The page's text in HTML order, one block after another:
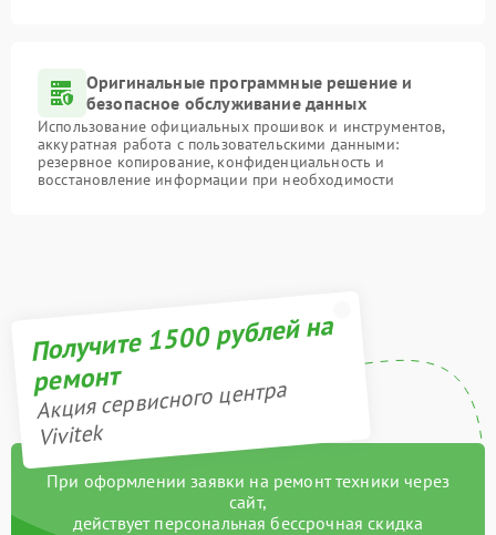
Оригинальные программные решение и
безопасное обслуживание данных
Использование официальных прошивок и инструментов,
аккуратная работа с пользовательскими данными:
резервное копирование, конфиденциальность и
восстановление информации при необходимости
Получите 1500 рублей на
ремонт
Акция сервисного центра
Vivitek
При оформлении заявки на ремонт техники через
сайт,
действует персональная бессрочная скидка